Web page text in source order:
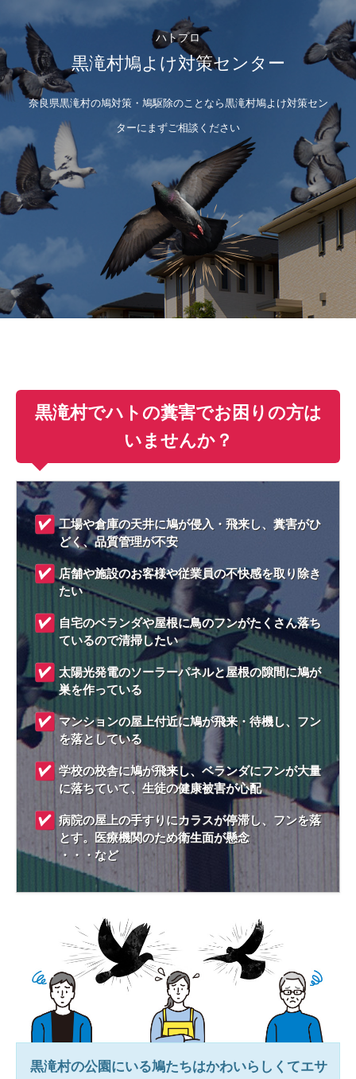
ハトプロ
黒滝村鳩よけ対策センター
奈良県黒滝村の鳩対策・鳩駆除のことなら黒滝村鳩よけ対策セン
ターにまずご相談ください
黒滝村でハトの糞害でお困りの方は
いませんか？
工場や倉庫の天井に鳩が侵入・飛来し、糞害がひ
どく、品質管理が不安
店舗や施設のお客様や従業員の不快感を取り除き
たい
自宅のベランダや屋根に鳥のフンがたくさん落ち
ているので清掃したい
太陽光発電のソーラーパネルと屋根の隙間に鳩が
巣を作っている
マンションの屋上付近に鳩が飛来・待機し、フン
を落としている
学校の校舎に鳩が飛来し、ベランダにフンが大量
に落ちていて、生徒の健康被害が心配
病院の屋上の手すりにカラスが停滞し、フンを落
とす。医療機関のため衛生面が懸念
・・・など
黒滝村の公園にいる鳩たちはかわいらしくてエサ